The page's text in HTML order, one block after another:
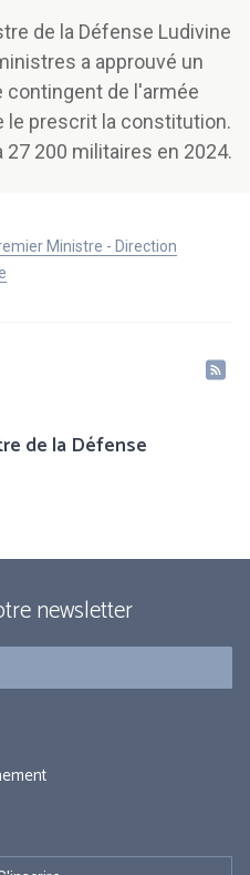
de la Défense Ludivine
a approuvé un
contingent de l'armée
le prescrit la constitution.
200 militaires en 2024.
Ministre - Direction
de la Défense
newsletter